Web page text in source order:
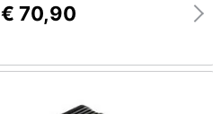
€ 70,90